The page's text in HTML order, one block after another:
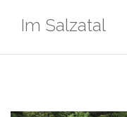
InhaltIm Salzatal